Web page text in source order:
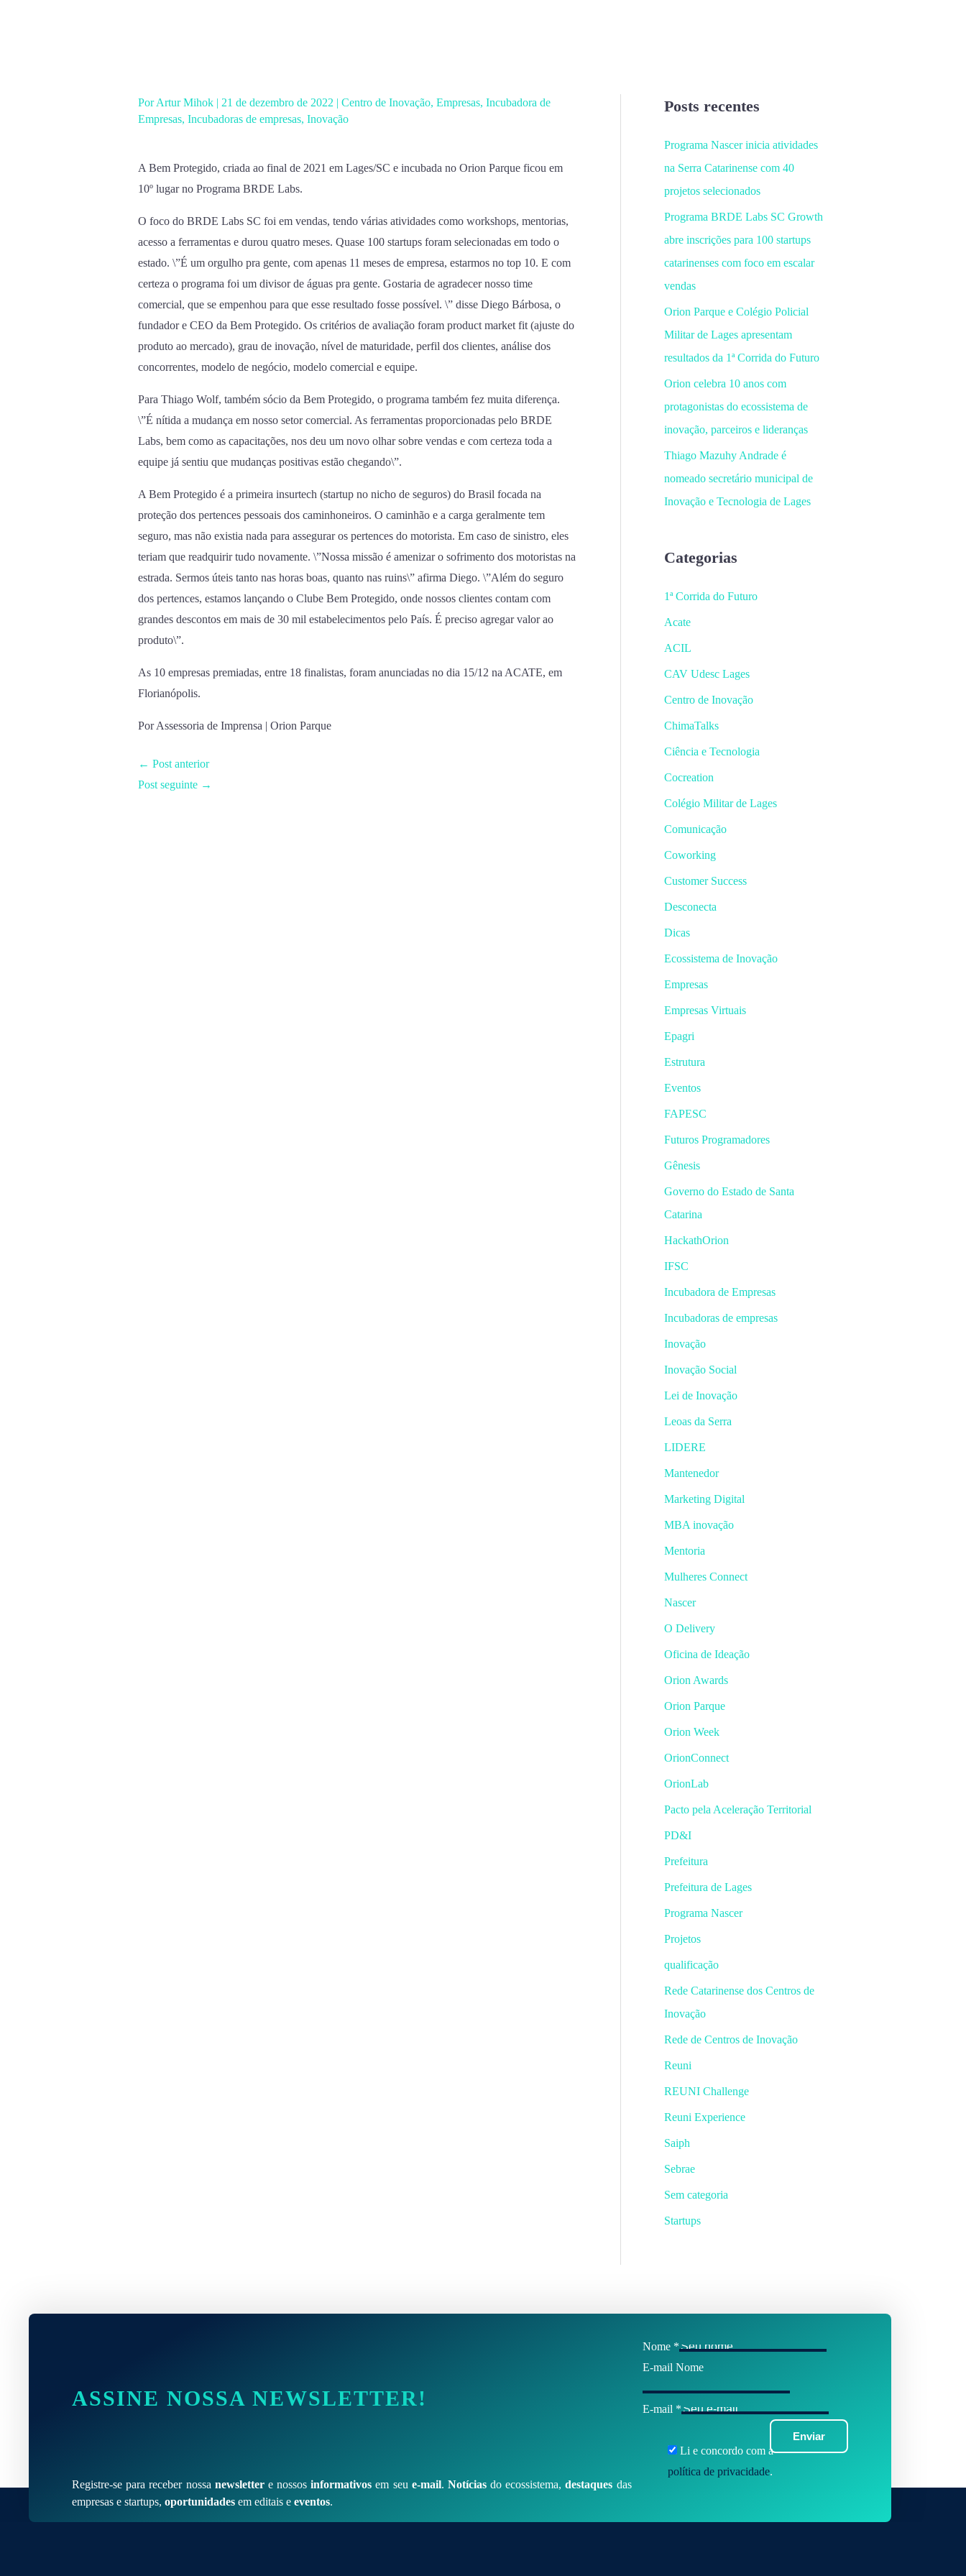
PorArtur Mihok | 21 de dezembro de 2022 | Centro de Inovação, Empresas, Incubadora de
Empresas, Incubadoras de empresas, Inovação
A Bem Protegido, criada ao final de 2021 em Lages/SC e incubada no Orion Parque ficou em
10º lugar no Programa BRDE Labs.
O foco do BRDE Labs SC foi em vendas, tendo várias atividades como workshops, mentorias,
acesso a ferramentas e durou quatro meses. Quase 100 startups foram selecionadas em todo o
estado. \”É um orgulho pra gente, com apenas 11 meses de empresa, estarmos no top 10. E com
certeza o programa foi um divisor de águas pra gente. Gostaria de agradecer nosso time
comercial, que se empenhou para que esse resultado fosse possível. \” disse Diego Bárbosa, o
fundador e CEO da Bem Protegido. Os critérios de avaliação foram product market fit (ajuste do
produto ao mercado), grau de inovação, nível de maturidade, perfil dos clientes, análise dos
concorrentes, modelo de negócio, modelo comercial e equipe.
Para Thiago Wolf, também sócio da Bem Protegido, o programa também fez muita diferença.
\”É nítida a mudança em nosso setor comercial. As ferramentas proporcionadas pelo BRDE
Labs, bem como as capacitações, nos deu um novo olhar sobre vendas e com certeza toda a
equipe já sentiu que mudanças positivas estão chegando\”.
A Bem Protegido é a primeira insurtech (startup no nicho de seguros) do Brasil focada na
proteção dos pertences pessoais dos caminhoneiros. O caminhão e a carga geralmente tem
seguro, mas não existia nada para assegurar os pertences do motorista. Em caso de sinistro, eles
teriam que readquirir tudo novamente. \”Nossa missão é amenizar o sofrimento dos motoristas na
estrada. Sermos úteis tanto nas horas boas, quanto nas ruins\” afirma Diego. \”Além do seguro
dos pertences, estamos lançando o Clube Bem Protegido, onde nossos clientes contam com
grandes descontos em mais de 30 mil estabelecimentos pelo País. É preciso agregar valor ao
produto\”.
As 10 empresas premiadas, entre 18 finalistas, foram anunciadas no dia 15/12 na ACATE, em
Florianópolis.
Por Assessoria de Imprensa | Orion Parque
← Post anterior
Post seguinte →
Posts recentes
Programa Nascer inicia atividades
na Serra Catarinense com 40
projetos selecionados
Programa BRDE Labs SC Growth
abre inscrições para 100 startups
catarinenses com foco em escalar
vendas
Orion Parque e Colégio Policial
Militar de Lages apresentam
resultados da 1ª Corrida do Futuro
Orion celebra 10 anos com
protagonistas do ecossistema de
inovação, parceiros e lideranças
Thiago Mazuhy Andrade é
nomeado secretário municipal de
Inovação e Tecnologia de Lages
Categorias
1ª Corrida do Futuro
Acate
ACIL
CAV Udesc Lages
Centro de Inovação
ChimaTalks
Ciência e Tecnologia
Cocreation
Colégio Militar de Lages
Comunicação
Coworking
Customer Success
Desconecta
Dicas
Ecossistema de Inovação
Empresas
Empresas Virtuais
Epagri
Estrutura
Eventos
FAPESC
Futuros Programadores
Gênesis
Governo do Estado de Santa
Catarina
HackathOrion
IFSC
Incubadora de Empresas
Incubadoras de empresas
Inovação
Inovação Social
Lei de Inovação
Leoas da Serra
LIDERE
Mantenedor
Marketing Digital
MBA inovação
Mentoria
Mulheres Connect
Nascer
O Delivery
Oficina de Ideação
Orion Awards
Orion Parque
Orion Week
OrionConnect
OrionLab
Pacto pela Aceleração Territorial
PD&I
Prefeitura
Prefeitura de Lages
Programa Nascer
Projetos
qualificação
Rede Catarinense dos Centros de
Inovação
Rede de Centros de Inovação
Reuni
REUNI Challenge
Reuni Experience
Saiph
Sebrae
Sem categoria
Startups
ASSINE NOSSA NEWSLETTER!
Registre-se para receber nossa newslettere nossosinformativos em seu e-mail. Notíciasdo ecossistema,destaques das
empresas e startups, oportunidades em editais e eventos.
Nome *
E-mail Nome
E-mail *
Enviar
Li e concordo com a
política de privacidade.